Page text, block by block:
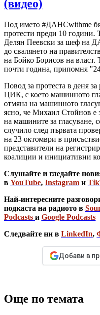
(видео)
Под името #ДАНСwithme
протести преди 10 години.
Делян Пеевски за шеф на
до свалянето на
на Бойко Борисов на власт.
почти година, припомня
Повод за протеста в деня
ЦИК, с което машинното
отмяна на машинното
ясно, че Михаил Стойнов е
на машините за гласуване,
случило след първата
на 23 октомври в
представители на
коалиции и инициативни
Слушайте и гледайте
в YouTube, Instagram и
Най-интересните
подкаста на радиото в
Podcasts и Google Podcasts
Следвайте ни в LinkedIn,
Добави в
Още по темата